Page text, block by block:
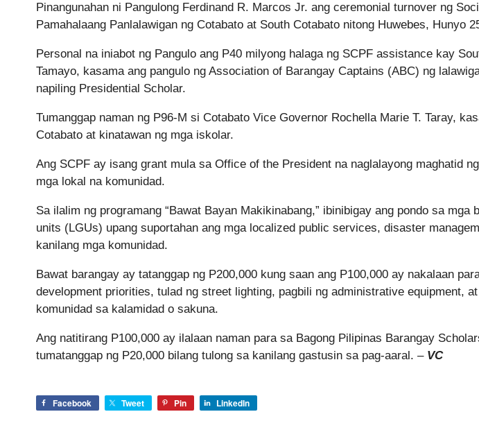
Pinangunahan ni Pangulong Ferdinand R. Marcos Jr. ang ceremonial turnover ng
Pamahalaang Panlalawigan ng Cotabato at South Cotabato nitong Huwebes, Hunyo
Personal na iniabot ng Pangulo ang P40 milyong halaga ng SCPF assistance kay
Tamayo, kasama ang pangulo ng Association of Barangay Captains (ABC) ng
napiling Presidential Scholar.
Tumanggap naman ng P96-M si Cotabato Vice Governor Rochella Marie T. Taray,
Cotabato at kinatawan ng mga iskolar.
Ang SCPF ay isang grant mula sa Office of the President na naglalayong maghatid
mga lokal na komunidad.
Sa ilalim ng programang “Bawat Bayan Makikinabang,” ibinibigay ang pondo sa mga
units (LGUs) upang suportahan ang mga localized public services, disaster
kanilang mga komunidad.
Bawat barangay ay tatanggap ng P200,000 kung saan ang P100,000 ay nakalaan
development priorities, tulad ng street lighting, pagbili ng administrative equipment,
komunidad sa kalamidad o sakuna.
Ang natitirang P100,000 ay ilalaan naman para sa Bagong Pilipinas Barangay
tumatanggap ng P20,000 bilang tulong sa kanilang gastusin sa pag-aaral. – VC
Facebook Tweet Pin LinkedIn